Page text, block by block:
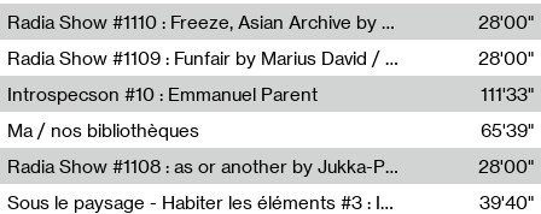
Resonance
Radia Show #1110 : Freeze, Asian Archive by Avita Maheen / Radio Worm
Radio WORM
28'00"
Radia Show #1109 : Funfair by Marius David / JET FM
Jet FM
28'00"
Introspecson #10 : Emmanuel Parent
Pierre Henry,Emmanuel Parent
111'33"
Ma / nos bibliothèques
Sarah Tritz,Elene Lapiashivili,Justin Marconnet,Mateo Cuche,Esther Lechevalier,Suzie Lecroart,Romance Castelet
65'39"
Radia Show #1108 : as or another by Jukka-Pekka Kervinen / Rádio Zero
Radio Zero
28'00"
Sous le paysage - Habiter les éléments #3 : Interprétations, rituels et symboliques des éléments
39'40"